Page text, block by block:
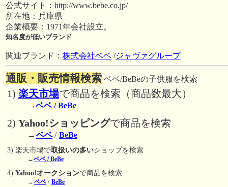
公式サイト：http://www.bebe.co.jp/
所在地：兵庫県
企業概要：1971年会社設立。
知名度が低いブランド
関連ブランド： 株式会社ベベ /ジャヴァグループ
通販・販売情報検索 ベベ/BeBeの子供服を検索
1) 楽天市場で商品を検索（商品数最大）
→ベベ / BeBe
2) Yahoo!ショッピングで商品を検索
→ ベベ/ BeBe
3) 楽天市場で取扱いの多いショップを検索
→ベベ / BeBe
4) Yahoo!オークションで商品を検索
→ ベベ / BeBe